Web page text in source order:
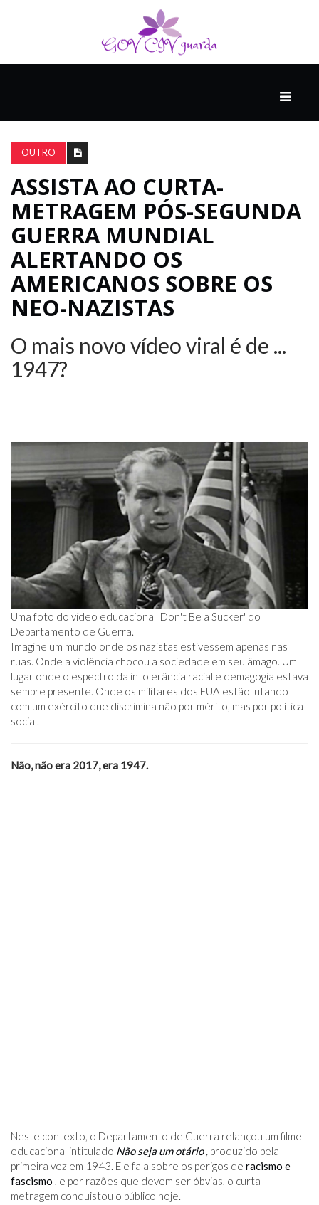
DO
THINK
COMPANHEIRO
COMEÇA
COM
UM
ESTRONDO
OUTRO
ASSISTA AO CURTA-
METRAGEM PÓS-SEGUNDA
GUERRA MUNDIAL
ALERTANDO OS
AMERICANOS SOBRE OS
NEO-NAZISTAS
O mais novo vídeo viral é de ...
1947?
Uma foto do vídeo educacional 'Don't Be a Sucker' do
Departamento de Guerra.
Imagine um mundo onde os nazistas estivessem apenas nas
ruas. Onde a violência chocou a sociedade em seu âmago. Um
lugar onde o espectro da intolerância racial e demagogia estava
sempre presente. Onde os militares dos EUA estão lutando
com um exército que discrimina não por mérito, mas por política
social.
Não, não era 2017, era 1947.
Neste contexto, o Departamento de Guerra relançou um filme
educacional intitulado Não seja um otário, produzido pela
primeira vez em 1943. Ele fala sobre os perigos de racismo e
fascismo , e por razões que devem ser óbvias, o curta-
metragem conquistou o público hoje.